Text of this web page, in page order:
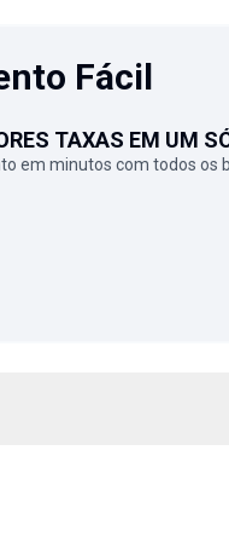
Fácil
TAXAS EM UM
em minutos com todos os